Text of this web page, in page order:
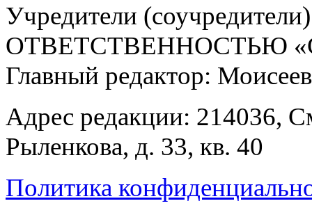
Учредители
ОТВЕТСТВЕННОСТЬЮ
Главный редактор:
Адрес редакции: 214036,
Рыленкова, д. 33, кв. 40
Политика